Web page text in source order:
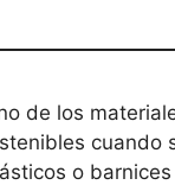
de los
cuando
o